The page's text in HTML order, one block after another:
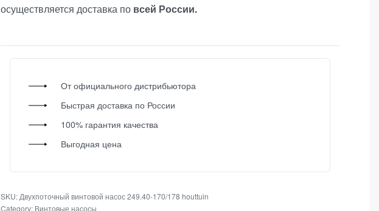
осуществляется доставка по всей России.
От официального дистрибьютора
Быстрая доставка по России
100% гарантия качества
Выгодная цена
SKU: Двухпоточный винтовой насос 249.40-170/178 houttuin
Category: Винтовые насосы